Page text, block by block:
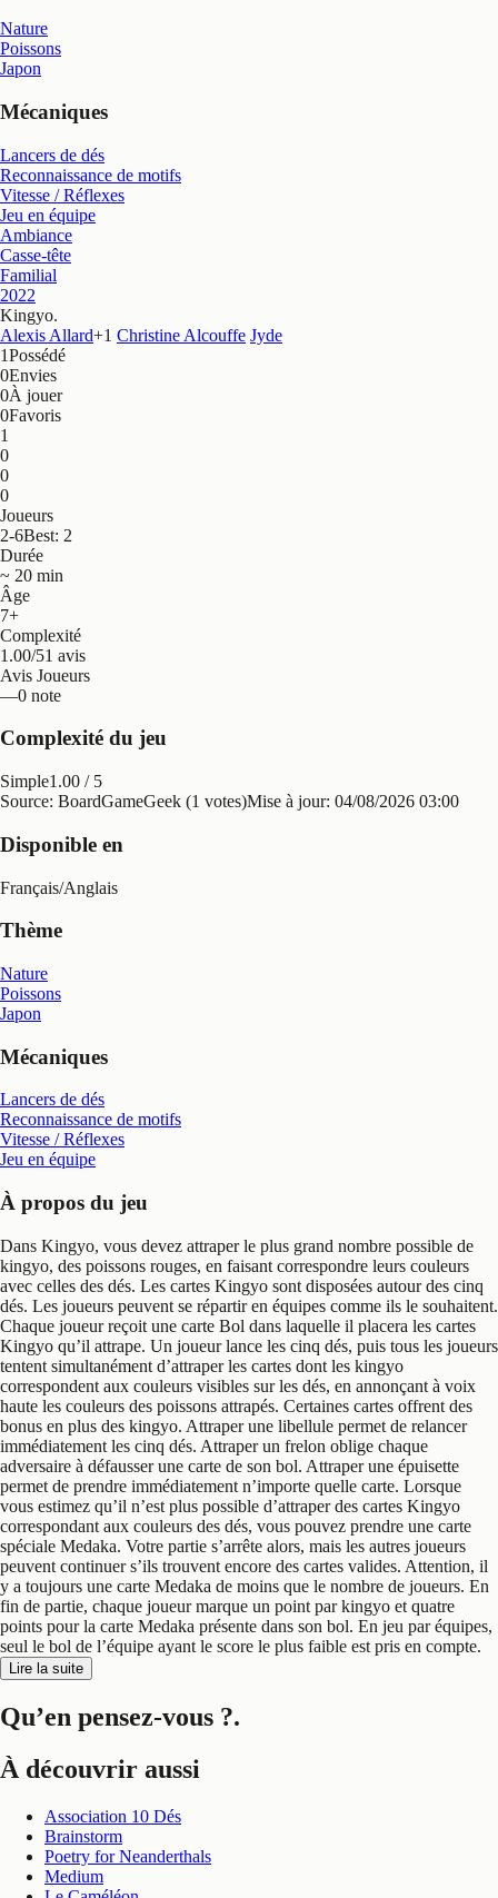
Nature
Poissons
Japon
Mécaniques
Lancers de dés
Reconnaissance de motifs
Vitesse / Réflexes
Jeu en équipe
Ambiance
Casse-tête
Familial
2022
Kingyo.
Alexis Allard+1 Christine Alcouffe Jyde
1Possédé
0Envies
0À jouer
0Favoris
1
0
0
0
Joueurs
2-6Best: 2
Durée
~ 20 min
Âge
7+
Complexité
1.00/51 avis
Avis Joueurs
—0 note
Complexité du jeu
Simple1.00 / 5
Source: BoardGameGeek (1 votes)Mise à jour: 04/08/2026 03:00
Disponible en
Français/Anglais
Thème
Nature
Poissons
Japon
Mécaniques
Lancers de dés
Reconnaissance de motifs
Vitesse / Réflexes
Jeu en équipe
À propos du jeu
Dans Kingyo, vous devez attraper le plus grand nombre possible de
kingyo, des poissons rouges, en faisant correspondre leurs couleurs
avec celles des dés. Les cartes Kingyo sont disposées autour des cinq
dés. Les joueurs peuvent se répartir en équipes comme ils le souhaitent.
Chaque joueur reçoit une carte Bol dans laquelle il placera les cartes
Kingyo qu’il attrape. Un joueur lance les cinq dés, puis tous les joueurs
tentent simultanément d’attraper les cartes dont les kingyo
correspondent aux couleurs visibles sur les dés, en annonçant à voix
haute les couleurs des poissons attrapés. Certaines cartes offrent des
bonus en plus des kingyo. Attraper une libellule permet de relancer
immédiatement les cinq dés. Attraper un frelon oblige chaque
adversaire à défausser une carte de son bol. Attraper une épuisette
permet de prendre immédiatement n’importe quelle carte. Lorsque
vous estimez qu’il n’est plus possible d’attraper des cartes Kingyo
correspondant aux couleurs des dés, vous pouvez prendre une carte
spéciale Medaka. Votre partie s’arrête alors, mais les autres joueurs
peuvent continuer s’ils trouvent encore des cartes valides. Attention, il
y a toujours une carte Medaka de moins que le nombre de joueurs. En
fin de partie, chaque joueur marque un point par kingyo et quatre
points pour la carte Medaka présente dans son bol. En jeu par équipes,
seul le bol de l’équipe ayant le score le plus faible est pris en compte.
Lire la suite
Qu’en pensez-vous ?.
À découvrir aussi
Association 10 Dés
Brainstorm
Poetry for Neanderthals
Medium